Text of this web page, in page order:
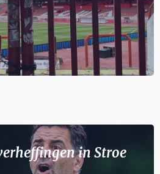
in Stroe